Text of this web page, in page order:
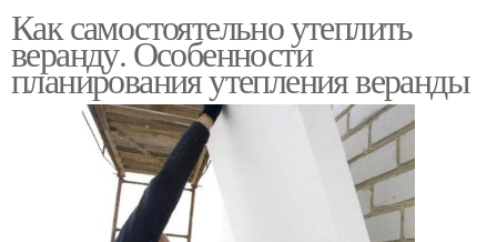
Как самостоятельно утеплить
веранду. Особенности
планирования утепления веранды